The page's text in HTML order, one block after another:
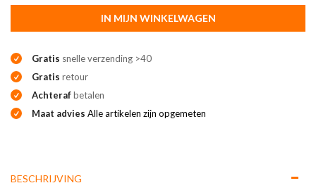
IN MIJN WINKELWAGEN
Gratis snelle verzending >40
Gratis retour
Achterafbetalen
Maat advies Alle artikelen zijn opgemeten
BESCHRIJVING